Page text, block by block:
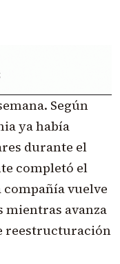
Según
ya había
durante el
completó el
compañía vuelve
mientras avanza
reestructuración